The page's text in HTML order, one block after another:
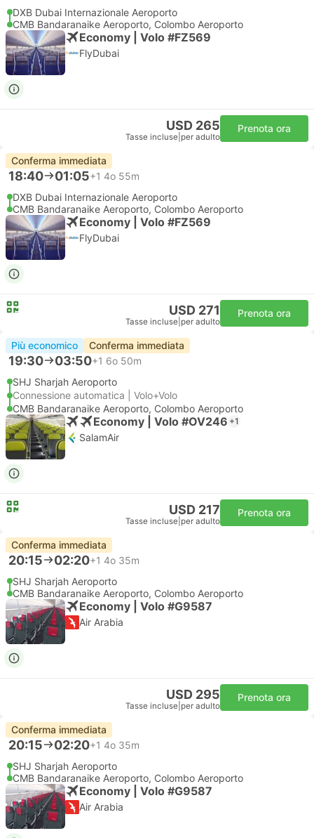
DXB Dubai Internazionale Aeroporto
CMB Bandaranaike Aeroporto, Colombo Aeroporto
Economy | Volo #FZ569
FlyDubai
USD 265
Tasse incluse per adulto
Prenota ora
Conferma immediata
18:40 01:05+1 4o 55m
DXB Dubai Internazionale Aeroporto
CMB Bandaranaike Aeroporto, Colombo Aeroporto
Economy | Volo #FZ569
FlyDubai
USD 271
Tasse incluse per adulto
Prenota ora
Più economico Conferma immediata
19:30 03:50+1 6o 50m
SHJ Sharjah Aeroporto
Connessione automatica | Volo+Volo
CMB Bandaranaike Aeroporto, Colombo Aeroporto
Economy | Volo #OV246 +1
SalamAir
USD 217
Tasse incluse per adulto
Prenota ora
Conferma immediata
20:15 02:20+1 4o 35m
SHJ Sharjah Aeroporto
CMB Bandaranaike Aeroporto, Colombo Aeroporto
Economy | Volo #G9587
Air Arabia
USD 295
Tasse incluse per adulto
Prenota ora
Conferma immediata
20:15 02:20+1 4o 35m
SHJ Sharjah Aeroporto
CMB Bandaranaike Aeroporto, Colombo Aeroporto
Economy | Volo #G9587
Air Arabia